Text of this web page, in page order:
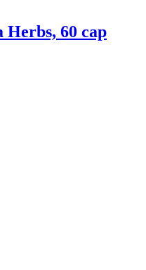
60 cap